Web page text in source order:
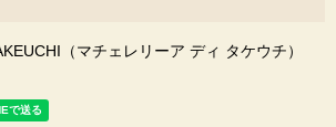
（マチェレリーア ディ タケウチ）